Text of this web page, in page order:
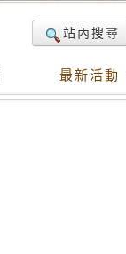
站內搜尋
最新活動